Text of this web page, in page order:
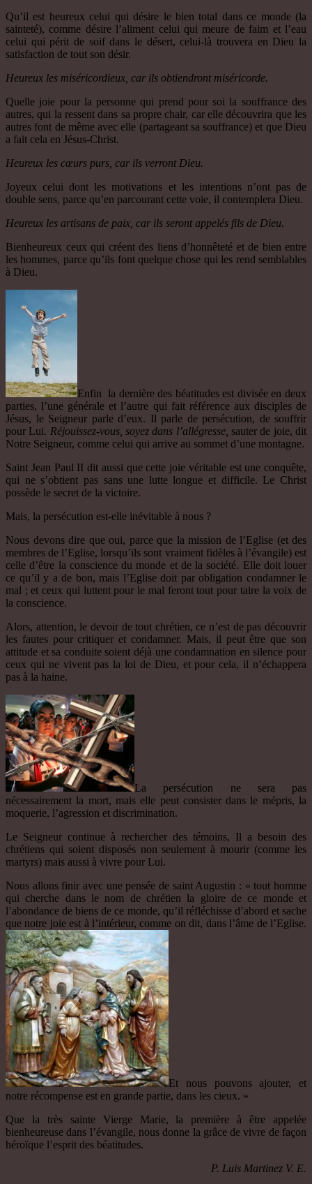
Qu’il est heureux celui qui désire le bien total dans ce monde (la
sainteté), comme désire l’aliment celui qui meure de faim et l’eau
celui qui périt de soif dans le désert, celui-là trouvera en Dieu la
satisfaction de tout son désir.
Heureux les miséricordieux, car ils obtiendront miséricorde.
Quelle joie pour la personne qui prend pour soi la souffrance des
autres, qui la ressent dans sa propre chair, car elle découvrira que les
autres font de même avec elle (partageant sa souffrance) et que Dieu
a fait cela en Jésus-Christ.
Heureux les cœurs purs, car ils verront Dieu.
Joyeux celui dont les motivations et les intentions n’ont pas de
double sens, parce qu’en parcourant cette voie, il contemplera Dieu.
Heureux les artisans de paix, car ils seront appelés fils de Dieu.
Bienheureux ceux qui créent des liens d’honnêteté et de bien entre
les hommes, parce qu’ils font quelque chose qui les rend semblables
à Dieu.
Enfin la dernière des béatitudes est divisée en deux
parties, l’une générale et l’autre qui fait référence aux disciples de
Jésus, le Seigneur parle d’eux. Il parle de persécution, de souffrir
pour Lui. Réjouissez-vous, soyez dans l’allégresse, sauter de joie, dit
Notre Seigneur, comme celui qui arrive au sommet d’une montagne.
Saint Jean Paul II dit aussi que cette joie véritable est une conquête,
qui ne s’obtient pas sans une lutte longue et difficile. Le Christ
possède le secret de la victoire.
Mais, la persécution est-elle inévitable à nous ?
Nous devons dire que oui, parce que la mission de l’Eglise (et des
membres de l’Eglise, lorsqu’ils sont vraiment fidèles à l’évangile) est
celle d’être la conscience du monde et de la société. Elle doit louer
ce qu’il y a de bon, mais l’Eglise doit par obligation condamner le
mal ; et ceux qui luttent pour le mal feront tout pour taire la voix de
la conscience.
Alors, attention, le devoir de tout chrétien, ce n’est de pas découvrir
les fautes pour critiquer et condamner. Mais, il peut être que son
attitude et sa conduite soient déjà une condamnation en silence pour
ceux qui ne vivent pas la loi de Dieu, et pour cela, il n’échappera
pas à la haine.
La persécution ne sera pas
nécessairement la mort, mais elle peut consister dans le mépris, la
moquerie, l’agression et discrimination.
Le Seigneur continue à rechercher des témoins, Il a besoin des
chrétiens qui soient disposés non seulement à mourir (comme les
martyrs) mais aussi à vivre pour Lui.
Nous allons finir avec une pensée de saint Augustin : « tout homme
qui cherche dans le nom de chrétien la gloire de ce monde et
l’abondance de biens de ce monde, qu’il réfléchisse d’abord et sache
que notre joie est à l’intérieur, comme on dit, dans l’âme de l’Eglise.
Et nous pouvons ajouter, et
notre récompense est en grande partie, dans les cieux. »
Que la très sainte Vierge Marie, la première à être appelée
bienheureuse dans l’évangile, nous donne la grâce de vivre de façon
héroïque l’esprit des béatitudes.
P. Luis Martinez V. E.